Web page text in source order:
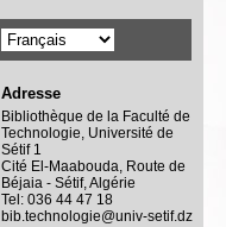
Adresse
Bibliothèque de la Faculté de
Technologie, Université de
Sétif 1
Cité El-Maabouda, Route de
Béjaia - Sétif, Algérie
Tel: 036 44 47 18
bib.technologie@univ-setif.dz